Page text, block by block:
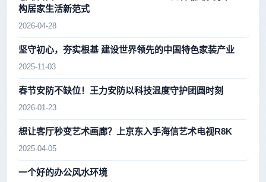
构居家生活新范式
2026-04-28
坚守初心，夯实根基 建设世界领先的中国特色家装产业
2025-11-03
春节安防不缺位！王力安防以科技温度守护团圆时刻
2026-01-23
想让客厅秒变艺术画廊？上京东入手海信艺术电视R8K
2025-04-05
一个好的办公风水环境